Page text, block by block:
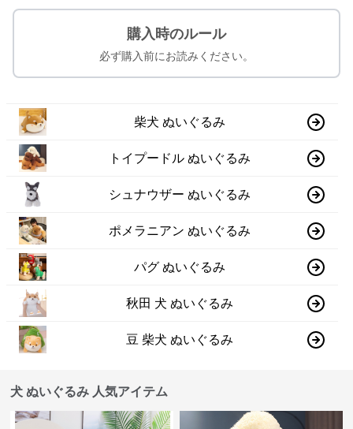
購入時のルール
必ず購入前にお読みください。
柴犬 ぬいぐるみ
トイプードル ぬいぐるみ
シュナウザー ぬいぐるみ
ポメラニアン ぬいぐるみ
パグ ぬいぐるみ
秋田 犬 ぬいぐるみ
豆 柴犬 ぬいぐるみ
犬 ぬいぐるみ 人気アイテム